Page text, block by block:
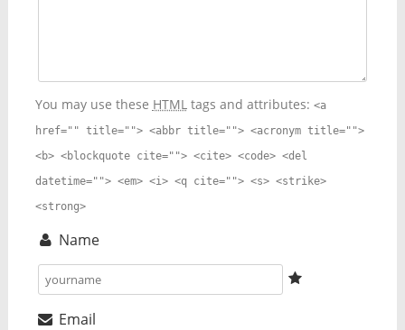
You may use these HTMLtags and attributes: <a
href="" title=""> <abbr title=""> <acronym title="">
<b> <blockquote cite=""> <cite> <code> <del
datetime=""> <em> <i> <q cite=""> <s> <strike>
<strong>
Name
Email